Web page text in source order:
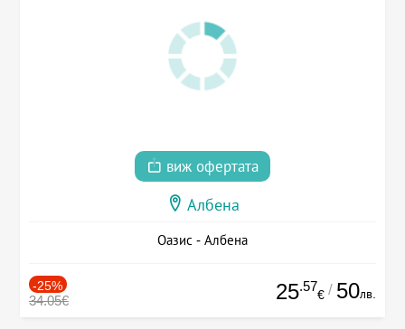
виж офертата
Албена
Оазис - Албена
-25%
34.05€ 25.57
€ / 50лв.